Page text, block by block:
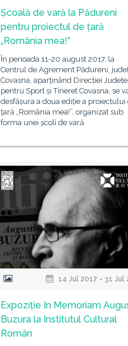
Școală de vară la Pădureni
pentru proiectul de țară
„România mea!”
În perioada 11-20 august 2017, la
Centrul de Agrement Pădureni,
Covasna, aparținând Direcției
pentru Sport și Tineret Covasna, se
desfășura a doua ediție a proiectului
țară „România mea!”, organizat sub
forma unei școli de vară
14 Jul 2017 - 31 Jul
Expoziție In Memoriam
Buzura la Institutul Cultural
Român